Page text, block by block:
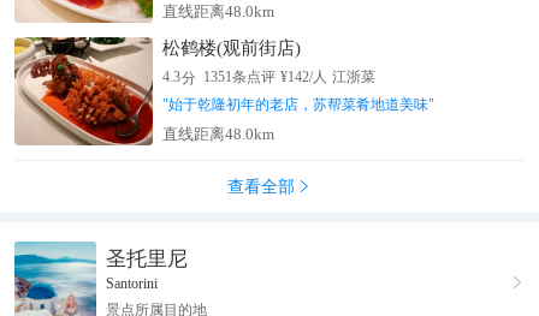
直线距离48.0km
松鹤楼(观前街店)
4.3分 1351条点评 ¥142/人 江浙菜
"始于乾隆初年的老店，苏帮菜肴地道美味"
直线距离48.0km
查看全部 
圣托里尼
Santorini
景点所属目的地
